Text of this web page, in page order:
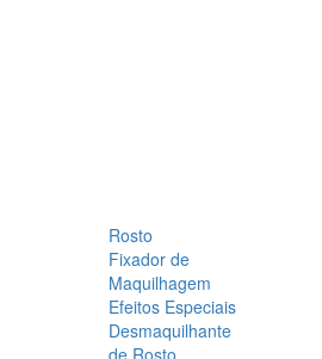
Rosto
Fixador de
Maquilhagem
Efeitos Especiais
Desmaquilhante
de Rosto